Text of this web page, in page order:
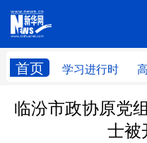
首页 学习进行时
学习进行时 高层
财经
临汾市政协原党
士被